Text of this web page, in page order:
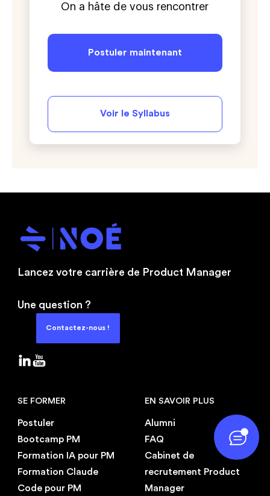
On a hâte de vous rencontrer
Postuler maintenant
Voir le Syllabus
Lancez votre carrière de Product Manager
Une question ?
Contactez-nous !
SE FORMER
Postuler
Bootcamp PM
Formation IA pour PM
Formation Claude
Code pour PM
EN SAVOIR PLUS
Alumni
FAQ
Cabinet de
recrutement Product
Manager